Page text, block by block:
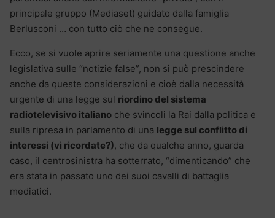
principale gruppo (Mediaset) guidato dalla famiglia
Berlusconi … con tutto ciò che ne consegue.
Ecco, se si vuole aprire seriamente una questione anche
legislativa sulle “notizie false”, non si può prescindere
anche da queste considerazioni e cioè dalla necessità
urgente di una legge sul riordino del sistema
radiotelevisivo italiano che svincoli la Rai dalla politica e
sulla ripresa in parlamento di una legge sul conflitto di
interessi (vi ricordate?), che da qualche anno, guarda
caso, il centrosinistra ha sotterrato, “dimenticando” che
era stata in passato uno dei suoi cavalli di battaglia
mediatici.